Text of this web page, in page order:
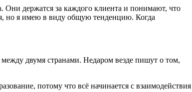
Они держатся за каждого клиента и понимают, что
но я имею в виду общую тенденцию. Когда
между двумя странами. Недаром везде пишут о том,
потому что всё начинается с взаимодействия